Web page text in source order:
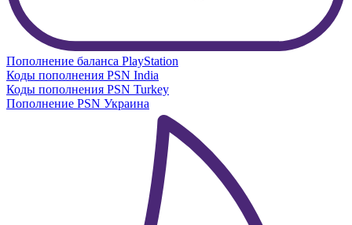
Пополнение баланса PlayStation
Коды пополнения PSN India
Коды пополнения PSN Turkey
Пополнение PSN Украина